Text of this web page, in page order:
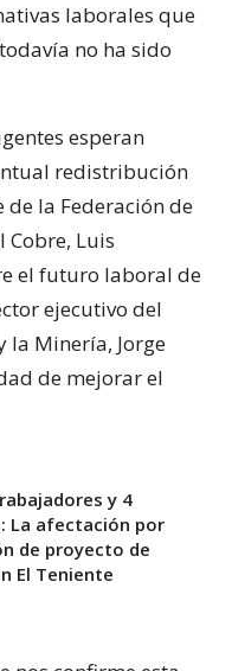
laborales que
no ha sido
esperan
redistribución
la Federación de
Luis
el futuro laboral de
ejecutivo del
la Minería, Jorge
de mejorar el
y 4
La afectación por
de proyecto de
El Teniente